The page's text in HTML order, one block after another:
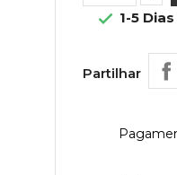
 1-5 Dias
Partilhar